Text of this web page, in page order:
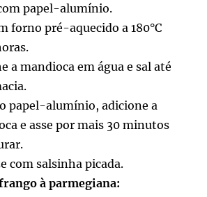
papel-alumínio.
forno pré-aquecido a 180°C
a mandioca em água e sal até
papel-alumínio, adicione a
e asse por mais 30 minutos
com salsinha picada.
à parmegiana: